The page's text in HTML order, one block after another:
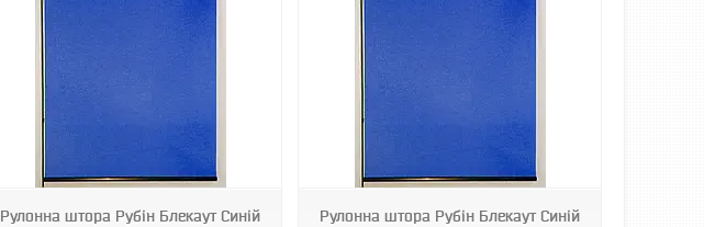
Рулонна штора Рубін Блекаут Синій
Рулонна штора Рубін Блекаут Синій